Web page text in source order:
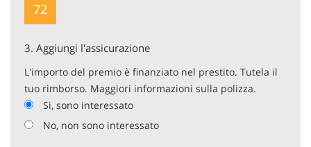
72
3. Aggiungi l'assicurazione
L'importo del premio è finanziato nel prestito. Tutela il
tuo rimborso. Maggiori informazioni sulla polizza.
Si, sono interessato
No, non sono interessato